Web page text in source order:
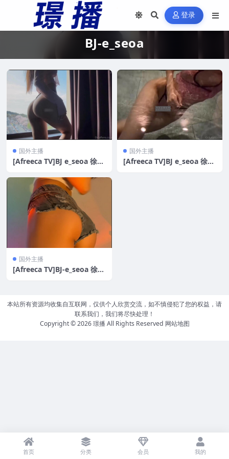
登录
BJ-e_seoa
国外主播
[Afreeca TV]BJ e_seoa 徐雅
78MB]
国外主播
[Afreeca TV]BJ e_seoa 徐雅
国外主播
[Afreeca TV]BJ-e_seoa 徐雅
本站所有资源均收集自互联网，仅供个人欣赏交流，如不慎侵犯了您的权益，请
联系我们，我们将尽快处理！
Copyright © 2026璟播All Rights Reserved 网站地图
首页 分类 会员 我的